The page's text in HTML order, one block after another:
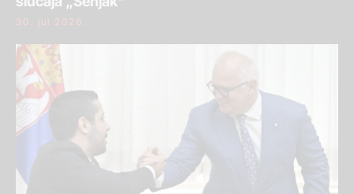
30. jul 2026.